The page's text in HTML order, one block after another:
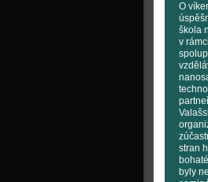
O
škola
v
stran
byly